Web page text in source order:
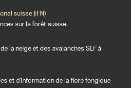
suisse (IFN)
sur la forêt suisse.
la neige et des avalanches SLF à
et d'information de la flore fongique